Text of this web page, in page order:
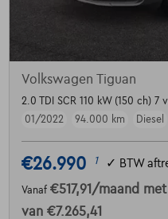
Volkswagen Tiguan
2.0 TDI SCR 110 kW (150 ch) 7
01/2022
94.000 km Diesel
€26.990 1 ✓ BTW
Vanaf €517,91 /maand
van €7.265,41